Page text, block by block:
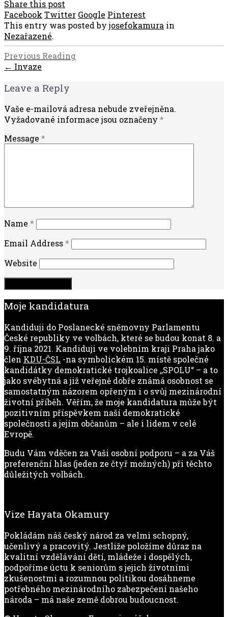
Share this post
Facebook Twitter Google Pinterest
This entry was posted byjosefokamura in
Nezařazené.
Previous Reading
← Invaze
Leave a Reply
Vaše e-mailová adresa nebude zveřejněna.
Vyžadované informace jsou označeny *
Message *
Name *
Email Address*
Website
Moje kandidatura
Kandiduji do Poslanecké sněmovny Parlamentu
České republiky ve volbách, které se budou konat 8. a
9. října 2021. Kandiduji ve volebním kraji Praha jako
člen KDU-ČSL -na symbolickém 15. místě společné
kandidátky demokratické trojkoalice ,,SPOLU“ – a to
jako svébytná a již veřejně dobře známá osobnost se
samostatným názorem opřeným i o svůj mezinárodní
životní příběh. Věřím, že moje kandidatura může být
pozitivním příspěvkem naší demokratické
společnosti a jejím občanům – ale i lidem v celé
Evropě.
Budu Vám vděčen za Vaši osobní podporu – a za Váš
preferenční hlas (jeden ze čtyř možných) při těchto
důležitých volbách.
Vize Hayata Okamury
Pokládám náš český národ za velmi schopný,
učenlivý a pracovitý. Jestliže položíme důraz na
kvalitní vzdělávání dětí, mládeže i dospělých,
podpoříme úctu k seniorům s jejich životními
zkušenostmi a rozumnou politikou dosáhneme
potřebného mezinárodního zabezpečení našeho
národa – má naše země dobrou budoucnost.